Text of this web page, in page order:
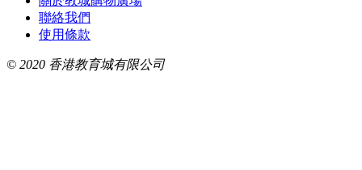
聯絡我們
使用條款
© 2020 香港教育城有限公司